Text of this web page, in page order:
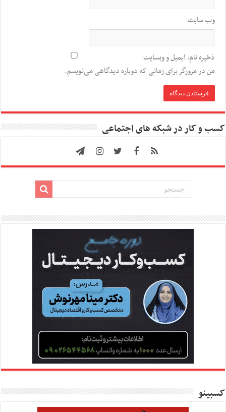
وب‌ سایت
ذخیره نام، ایمیل و وبسایت
من در مرورگر برای زمانی که دوباره دیدگاهی می‌نویسم.
کسب و کار در شبکه های اجتماعی
کسبینو